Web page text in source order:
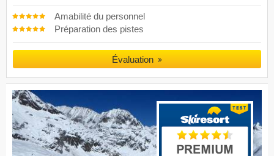
Amabilité du personnel
Préparation des pistes
Évaluation